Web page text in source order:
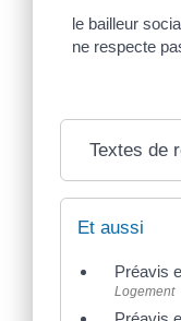
le bailleur
ne respecte
Textes de
Et aussi
Préavis
Logement